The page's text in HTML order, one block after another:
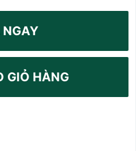
GIỎ HÀNG